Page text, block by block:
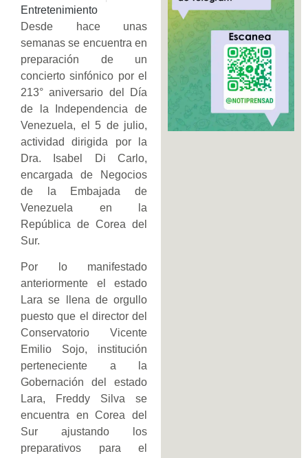
Entretenimiento
Desde hace unas
semanas se encuentra en
preparación de un
concierto sinfónico por el
213° aniversario del Día
de la Independencia de
Venezuela, el 5 de julio,
actividad dirigida por la
Dra. Isabel Di Carlo,
encargada de Negocios
de la Embajada de
Venezuela en la
República de Corea del
Sur.
Por lo manifestado
anteriormente el estado
Lara se llena de orgullo
puesto que el director del
Conservatorio Vicente
Emilio Sojo, institución
perteneciente a la
Gobernación del estado
Lara, Freddy Silva se
encuentra en Corea del
Sur ajustando los
preparativos para el